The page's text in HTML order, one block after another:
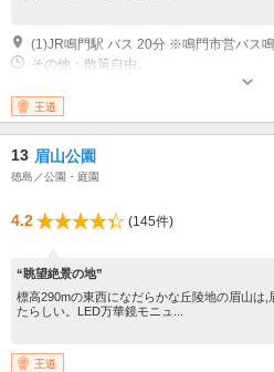
その他：散策自由。
王道
13 眉山公園
徳島／公園・庭園
4.2 (145件)
“眺望絶景の地”
標高290mの東西になだらかな丘陵地の眉山は
たらしい。LED万華鏡モニュ...
王道